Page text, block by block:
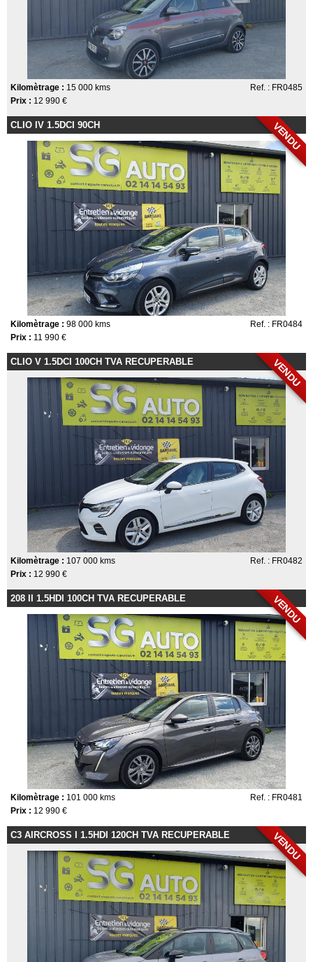
Ref. : FR0485
Kilomètrage : 15 000 kms
Prix : 12 990 €
VENDU
CLIO IV 1.5DCI 90CH
Ref. : FR0484
Kilomètrage : 98 000 kms
Prix : 11 990 €
VENDU
CLIO V 1.5DCI 100CH TVA RECUPERABLE
Ref. : FR0482
Kilomètrage : 107 000 kms
Prix : 12 990 €
VENDU
208 II 1.5HDI 100CH TVA RECUPERABLE
Ref. : FR0481
Kilomètrage : 101 000 kms
Prix : 12 990 €
VENDU
C3 AIRCROSS I 1.5HDI 120CH TVA RECUPERABLE